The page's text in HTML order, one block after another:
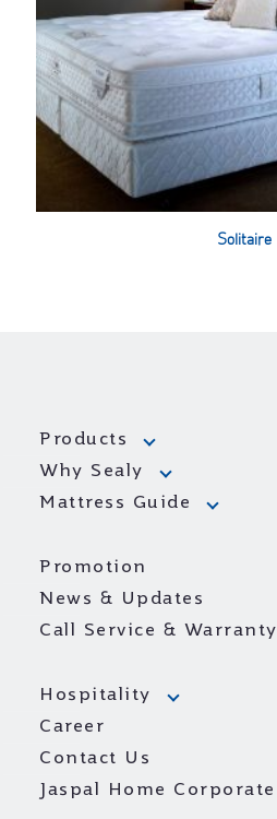
Solitaire
Products
Why Sealy
Mattress Guide
Promotion
News & Updates
Call Service & Warranty
Hospitality
Career
Contact Us
Jaspal Home Corporate